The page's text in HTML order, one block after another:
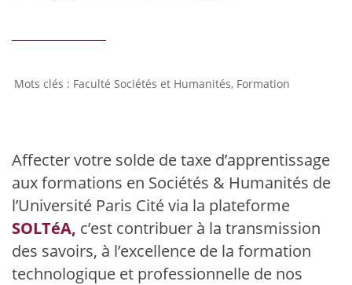
Faculté Sociétés et Humanités, Formation
Affecter votre solde de taxe d’apprentissage
aux formations en Sociétés & Humanités de
l’Université Paris Cité via la plateforme
SOLTéA, c’est contribuer à la transmission
des savoirs, à l’excellence de la formation
technologique et professionnelle de nos